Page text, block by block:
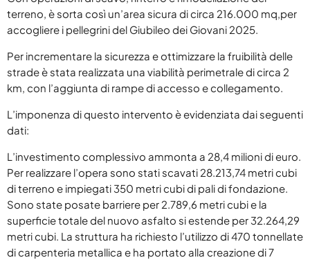
terreno, è sorta così un’area sicura di circa 216.000 mq,per
accogliere i pellegrini del Giubileo dei Giovani 2025.
Per incrementare la sicurezza e ottimizzare la fruibilità delle
strade è stata realizzata una viabilità perimetrale di circa 2
km, con l’aggiunta di rampe di accesso e collegamento.
L’imponenza di questo intervento è evidenziata dai seguenti
dati:
L’investimento complessivo ammonta a 28,4 milioni di euro.
Per realizzare l’opera sono stati scavati 28.213,74 metri cubi
di terreno e impiegati 350 metri cubi di pali di fondazione.
Sono state posate barriere per 2.789,6 metri cubi e la
superficie totale del nuovo asfalto si estende per 32.264,29
metri cubi. La struttura ha richiesto l’utilizzo di 470 tonnellate
di carpenteria metallica e ha portato alla creazione di 7